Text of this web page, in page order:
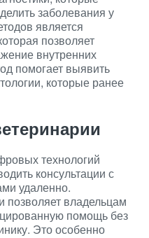
заболевания у
является
позволяет
внутренних
помогает выявить
которые ранее
технологий
консультации с
удаленно.
позволяет владельцам
помощь без
Это особенно